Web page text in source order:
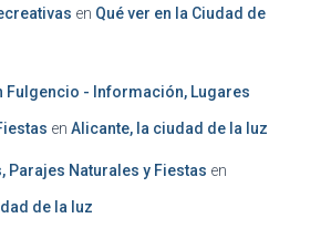
en Qué ver en la Ciudad de
Fulgencio - Información, Lugares
en Alicante, la ciudad de la luz
Parajes Naturales y Fiestas en
de la luz